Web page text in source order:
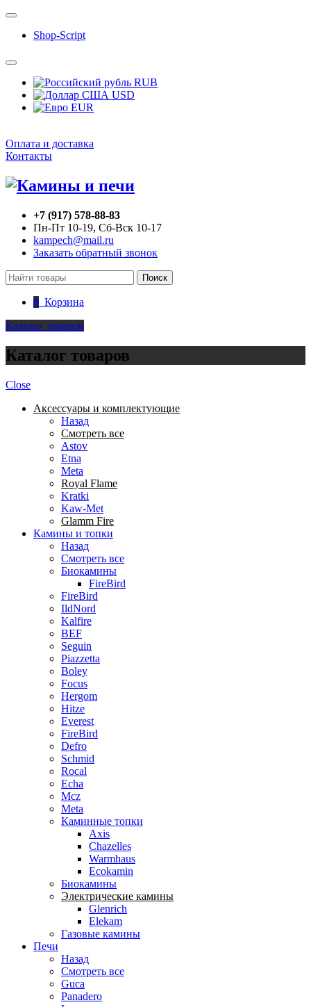
Shop-Script
RUB
USD
EUR
Оплата и доставка
Контакты
+7 (917) 578-88-83
Пн-Пт 10-19, Сб-Вск 10-17
kampech@mail.ru
Заказать обратный звонок
Поиск
0 Корзина
Каталог товаров
Каталог товаров
Close
Аксессуары и комплектующие
Назад
Смотреть все
Astov
Etna
Meta
Royal Flame
Kratki
Kaw-Met
Glamm Fire
Камины и топки
Назад
Смотреть все
Биокамины
FireBird
FireBird
IldNord
Kalfire
BEF
Seguin
Piazzetta
Boley
Focus
Hergom
Hitze
Everest
FireBird
Defro
Schmid
Rocal
Echa
Mcz
Meta
Каминные топки
Axis
Chazelles
Warmhaus
Ecokamin
Биокамины
Электрические камины
Glenrich
Elekam
Газовые камины
Печи
Назад
Смотреть все
Guca
Panadero